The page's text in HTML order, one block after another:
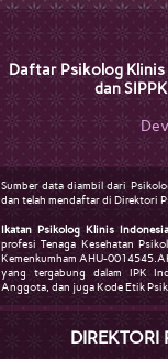
Daftar Psikolog Klinis
dan
Sumber data diambil dari
dan telah mendaftar di Direktori
Ikatan Psikolog Klinis
profesi Tenaga Kesehatan
Kemenkumham AHU-
yang tergabung dalam IPK
Anggota, dan juga Kode Etik
DIREKTORI